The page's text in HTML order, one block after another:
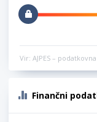
Vir: AJPES –
Finančni